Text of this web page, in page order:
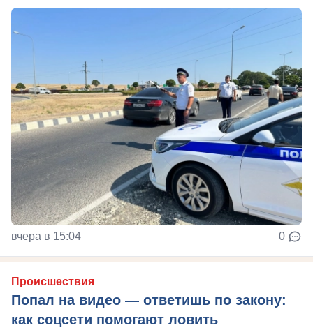
вчера в 15:04 0
Происшествия
Попал на видео — ответишь по закону:
как соцсети помогают ловить